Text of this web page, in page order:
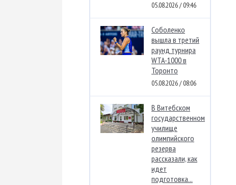
05.08.2026 / 09:46
Соболенко
вышла в третий
раунд турнира
WTA-1000 в
Торонто
05.08.2026 / 08:06
В Витебском
государственном
училище
олимпийского
резерва
рассказали, как
идет
подготовка...